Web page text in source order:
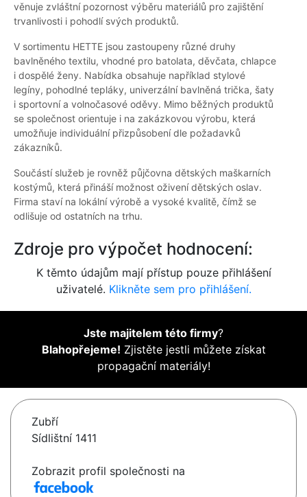
věnuje zvláštní pozornost výběru materiálů pro zajištění
trvanlivosti i pohodlí svých produktů.
V sortimentu HETTE jsou zastoupeny různé druhy
bavlněného textilu, vhodné pro batolata, děvčata, chlapce
i dospělé ženy. Nabídka obsahuje například stylové
legíny, pohodlné tepláky, univerzální bavlněná trička, šaty
i sportovní a volnočasové oděvy. Mimo běžných produktů
se společnost orientuje i na zakázkovou výrobu, která
umožňuje individuální přizpůsobení dle požadavků
zákazníků.
Součástí služeb je rovněž půjčovna dětských maškarních
kostýmů, která přináší možnost oživení dětských oslav.
Firma staví na lokální výrobě a vysoké kvalitě, čímž se
odlišuje od ostatních na trhu.
Zdroje pro výpočet hodnocení:
K těmto údajům mají přístup pouze přihlášení
uživatelé. Klikněte sem pro přihlášení.
Jste majitelem této firmy?
Blahopřejeme! Zjistěte jestli můžete získat
propagační materiály!
Zubří
Sídlištní 1411
Zobrazit profil společnosti na